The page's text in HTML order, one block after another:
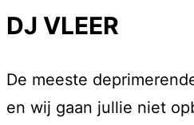
DJ VLEER
De meeste
en wij gaan jullie niet